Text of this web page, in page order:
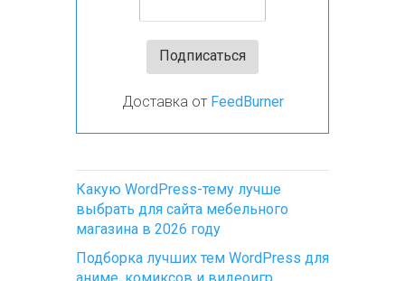
Доставка от FeedBurner
Какую WordPress-тему лучше
выбрать для сайта мебельного
магазина в 2026 году
Подборка лучших тем WordPress для